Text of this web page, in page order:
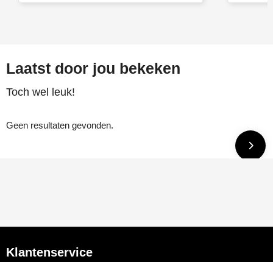
Laatst door jou bekeken
Toch wel leuk!
Geen resultaten gevonden.
Klantenservice